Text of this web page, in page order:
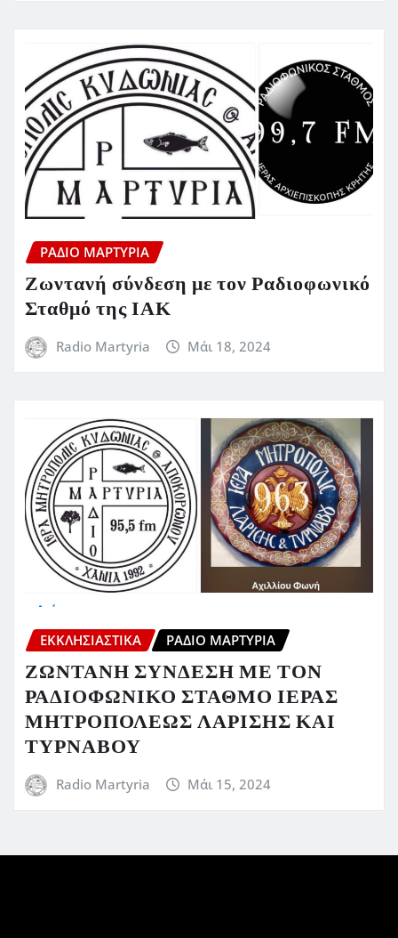
ΡΆΔΙΟ ΜΑΡΤΥΡΊΑ
Ζωντανή σύνδεση με τον Ραδιοφωνικό
Σταθμό της ΙΑΚ
Radio Martyria Μάι 18, 2024
ΕΚΚΛΗΣΙΑΣΤΙΚΆ ΡΆΔΙΟ ΜΑΡΤΥΡΊΑ
ΖΩΝΤΑΝΗ ΣΥΝΔΕΣΗ ΜΕ ΤΟΝ
ΡΑΔΙΟΦΩΝΙΚΟ ΣΤΑΘΜΟ ΙΕΡΑΣ
ΜΗΤΡΟΠΟΛΕΩΣ ΛΑΡΙΣΗΣ ΚΑΙ
ΤΥΡΝΑΒΟΥ
Radio Martyria Μάι 15, 2024